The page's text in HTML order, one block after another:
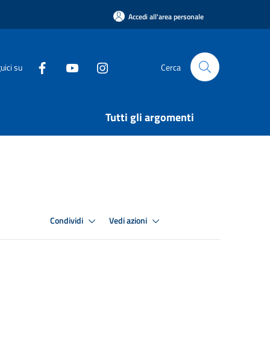
Accedi all'area personale
su Cerca
Tutti gli argomenti
Condividi Vedi azioni